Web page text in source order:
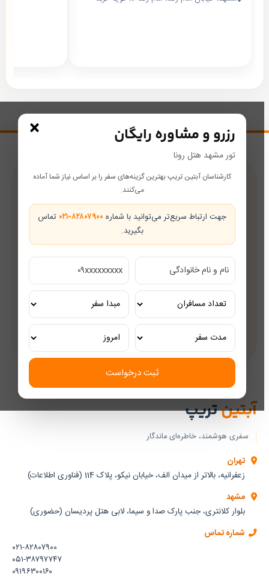
رزرو و مشاوره رایگان
تور مشهد هتل رونا
کارشناسان آبتین تریپ بهترین گزینه‌های سفر را بر اساس نیاز شما آماده
می‌کنند.
جهت ارتباط سریع‌تر می‌توانید با شماره ۰۲۱-۸۲۸۰۷۹۰۰ تماس
بگیرید.
×
ثبت درخواست
پشتیبانی در طول سفر
همراه شما از رزرو تا بازگشت
تضمین بهترین قیمت
قیمت‌های رقابتی
مشاوره رایگان
کارشناسان مجرب گردشگری
تور ریلی اختصاصی
تجربه‌ای لوکس و به‌یادماندنی
آبتینتریپ
سفری هوشمند، خاطره‌ای ماندگار
تهران
زعفرانیه، بالاتر از میدان الف، خیابان نیکو، پلاک 114 (فناوری اطلاعات)
مشهد
بلوار کلانتری، جنب پارک صدا و سیما، لابی هتل پردیسان (حضوری)
شماره تماس
۰۲۱-۸۲۸۰۷۹۰۰
۰۵۱-۳۸۷۹۷۷۴۷
۰۹۱۹۶۳۰۰۱۶۰